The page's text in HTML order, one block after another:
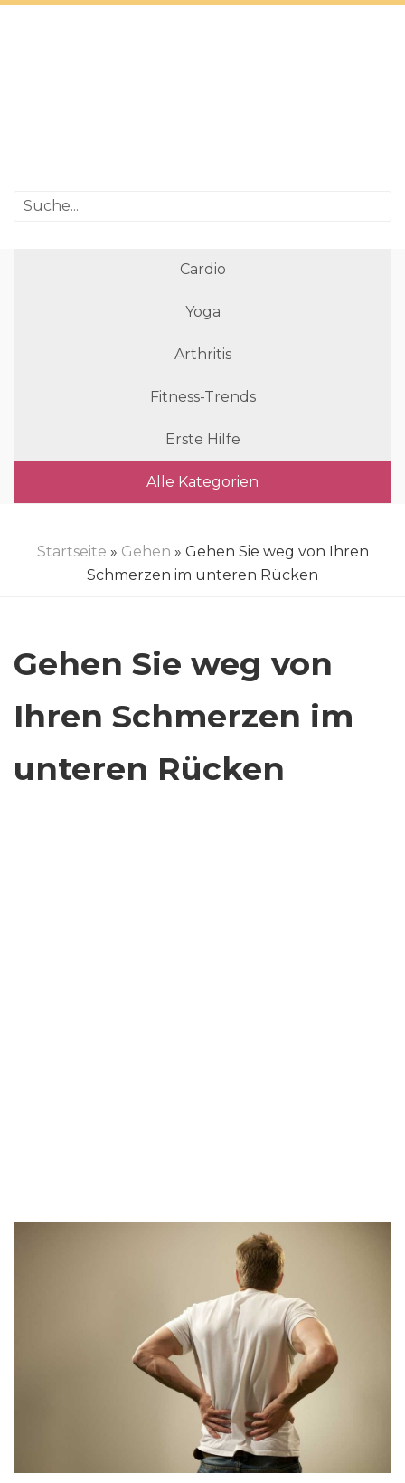
Cardio
Yoga
Arthritis
Fitness-Trends
Erste Hilfe
Alle Kategorien
Startseite » Gehen » Gehen Sie weg von Ihren
Schmerzen im unteren Rücken
Gehen Sie weg von
Ihren Schmerzen im
unteren Rücken